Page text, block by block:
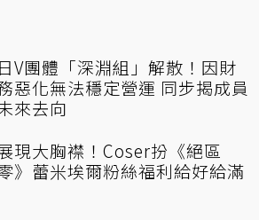
日V團體「深淵組」解散！因財
惡化無法穩定營運 同步揭成員
來去向
現大胸襟！Coser扮《絕區
》蕾米埃爾粉絲福利給好給滿